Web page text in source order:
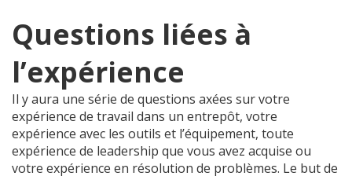
Questions liées à
l’expérience
Il y aura une série de questions axées sur votre
expérience de travail dans un entrepôt, votre
expérience avec les outils et l’équipement, toute
expérience de leadership que vous avez acquise ou
votre expérience en résolution de problèmes. Le but de